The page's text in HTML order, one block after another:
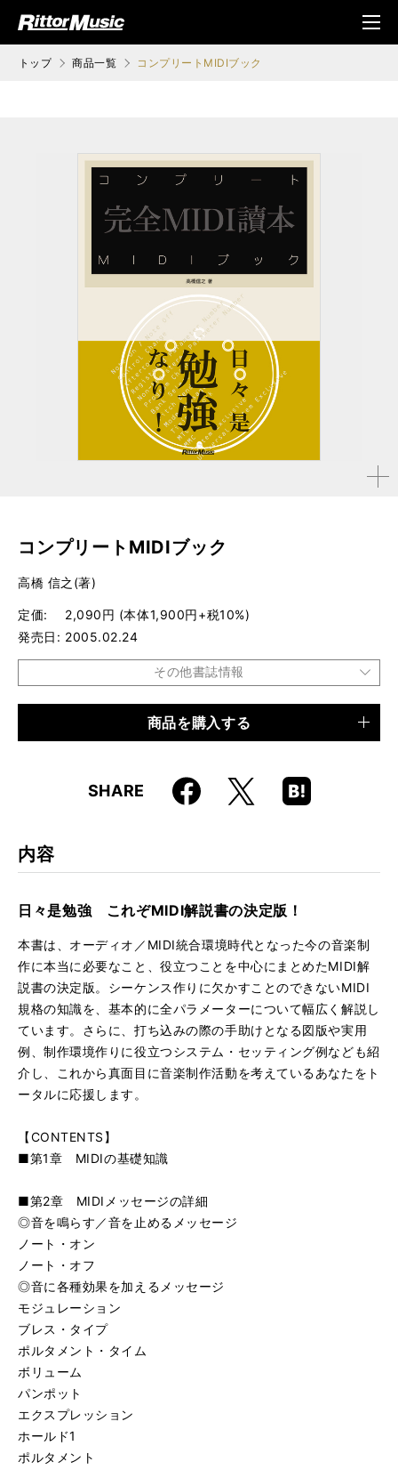
ジック (Rittor Musi
メニ
ュ
トップ 商品一覧 コンプリートMIDIブック
拡大す
コンプリートMIDIブック
高橋 信之(著)
定価
2,090円 (本体1,900円+税10%)
発売日
2005.02.24
その他書誌情報
9784845611515
商品を購入する
SHARE Faceboo
k
X
Hatena
Boo
内容
日々是勉強 これぞMIDI解説書の決定版！
本書は、オーディオ／MIDI統合環境時代となった今の音楽制
作に本当に必要なこと、役立つことを中心にまとめたMIDI解
説書の決定版。シーケンス作りに欠かすことのできないMIDI
規格の知識を、基本的に全パラメーターについて幅広く解説し
ています。さらに、打ち込みの際の手助けとなる図版や実用
例、制作環境作りに役立つシステム・セッティング例なども紹
介し、これから真面目に音楽制作活動を考えているあなたをト
ータルに応援します。
【CONTENTS】
■第1章 MIDIの基礎知識
■第2章 MIDIメッセージの詳細
◎音を鳴らす／音を止めるメッセージ
ノート・オン
ノート・オフ
◎音に各種効果を加えるメッセージ
モジュレーション
ブレス・タイプ
ポルタメント・タイム
ボリューム
パンポット
エクスプレッション
ホールド1
ポルタメント